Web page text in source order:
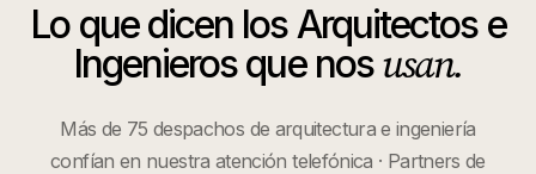
Lo que dicen losArquitectos e
Ingenierosque nosusan.
Más de 75 despachos de arquitectura e ingeniería
confían en nuestra atención telefónica · Partners de